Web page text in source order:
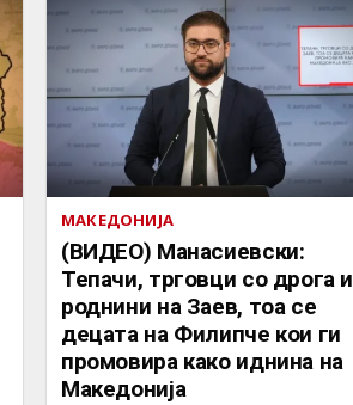
МАКЕДОНИЈА
(ВИДЕО) Манасиевски:
Тепачи, трговци со дрога и
роднини на Заев, тоа се
децата на Филипче кои ги
промoвира како иднина на
Македонија